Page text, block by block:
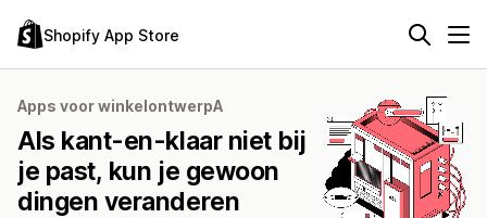
Shopify App Store
Apps voor winkelontwerpA
Als kant-en-klaar niet bij
je past, kun je gewoon
dingen veranderen